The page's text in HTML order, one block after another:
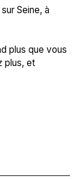
Seine, à
plus que vous
plus, et